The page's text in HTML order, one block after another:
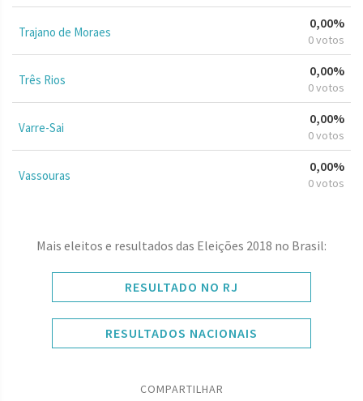
Trajano de Moraes
0,00%
0 votos
Três Rios
0,00%
0 votos
Varre-Sai
0,00%
0 votos
Vassouras
0,00%
0 votos
Mais eleitos e resultados das Eleições 2018 no Brasil:
RESULTADO NO RJ
RESULTADOS NACIONAIS
COMPARTILHAR